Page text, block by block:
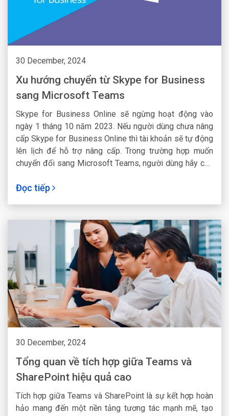
30 December, 2024
Xu hướng chuyển từ Skype for Business
sang Microsoft Teams
Skype for Business Online sẽ ngừng hoạt động vào
ngày 1 tháng 10 năm 2023. Nếu người dùng chưa nâng
cấp Skype for Business Online thì tài khoản sẽ tự động
lên lịch để hỗ trợ nâng cấp. Trong trường hợp muốn
chuyển đổi sang Microsoft Teams, người dùng hãy chủ
Đọc tiếp
30 December, 2024
Tổng quan về tích hợp giữa Teams và
SharePoint hiệu quả cao
Tích hợp giữa Teams và SharePoint là sự kết hợp hoàn
hảo mang đến một nền tảng tương tác mạnh mẽ, tạo